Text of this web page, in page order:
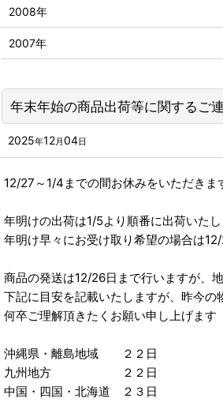
年末年始の商品出荷等に関するご
2025年12月 04日
12/27～1/4までの間お休みをいただきま
年明けの出荷は1/5より順番に出荷いた
年明け早々にお受け取り希望の場合は
商品の発送は12/26日まで行いますが、
下記に目安を記載いたしますが、昨今の
何卒ご理解頂きたくお願い申し上げます
沖縄県・離島地域 ２２日
九州地方 ２２日
中国・四国・北海道 ２３日
2008年
2007年